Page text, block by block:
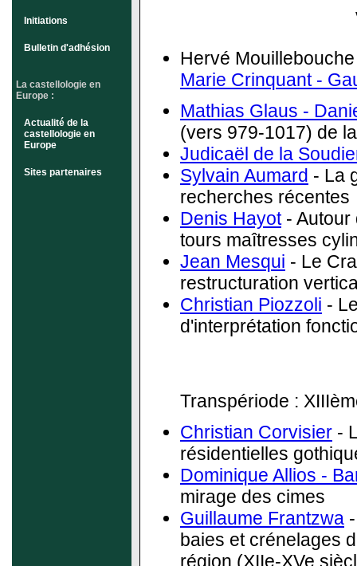
Initiations
Bulletin d'adhésion
La castellologie en
Europe :
Actualité de la
castellologie en
Europe
Sites partenaires
Hervé
Marie Crinquant -
Mathias Glaus -
(vers 979-1017) de
Judicaël de la
Sylvain Aumard - La
recherches récentes
Denis Hayot- Autour
tours maîtresses
Jean Mesqui - Le
restructuration
Christian Piozzoli -
d'interprétation
Transpériode :
Christian Corvisier -
résidentielles
Dominique Allios -
mirage des cimes
Guillaume Frantzwa
baies et crénelages
région (XIIe-XVe